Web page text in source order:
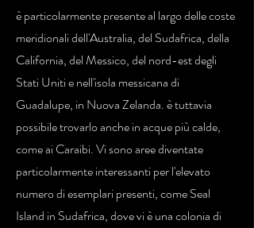
è particolarmente presente al largo delle coste
meridionali dell'Australia, del Sudafrica, della
California, del Messico, del nord-est degli
Stati Uniti e nell'isola messicana di
Guadalupe, in Nuova Zelanda. è tuttavia
possibile trovarlo anche in acque più calde,
come ai Caraibi. Vi sono aree diventate
particolarmente interessanti per l'elevato
numero di esemplari presenti, come Seal
Island in Sudafrica, dove vi è una colonia di